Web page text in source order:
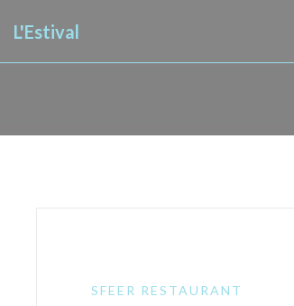
L'Estival
SFEER RESTAURANT